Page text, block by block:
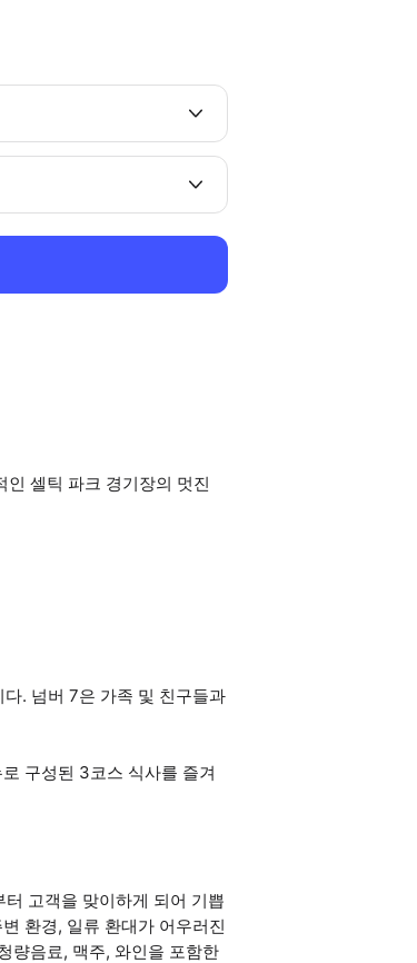
셀틱 파크 경기장의 멋진
. 넘버 7은 가족 및 친구들과
구성된 3코스 식사를 즐겨
고객을 맞이하게 되어 기쁩
환경, 일류 환대가 어우러진
량음료, 맥주, 와인을 포함한